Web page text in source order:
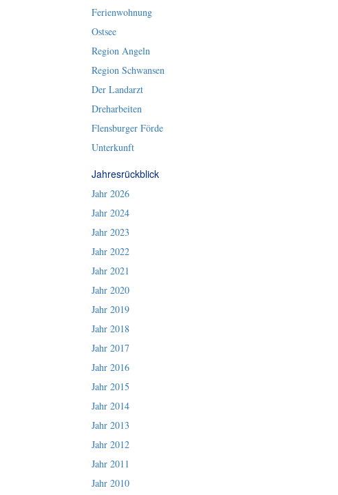
Ferienwohnung
Ostsee
Region Angeln
Region Schwansen
Der Landarzt
Dreharbeiten
Flensburger Förde
Unterkunft
Jahresrückblick
Jahr 2026
Jahr 2024
Jahr 2023
Jahr 2022
Jahr 2021
Jahr 2020
Jahr 2019
Jahr 2018
Jahr 2017
Jahr 2016
Jahr 2015
Jahr 2014
Jahr 2013
Jahr 2012
Jahr 2011
Jahr 2010